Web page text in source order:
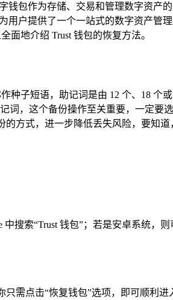
包作为存储、交易和管理数字资产
用户提供了一个一站式的数字资产管
面地介绍 Trust 钱包的恢复方法。
种子短语，助记词是由 12 个、18 个
词，这个备份操作至关重要，一定要
方式，进一步降低丢失风险，要知
搜索“Trust 钱包”；若是安卓系统，则
需点击“恢复钱包”选项，即可顺利进